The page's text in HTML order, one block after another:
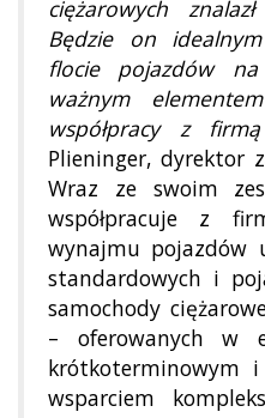
ciężarowych
Będzie on
flocie pojazdów
ważnym
współpracy z
Plieninger, dyrektor
Wraz ze swoim
współpracuje z
wynajmu pojazdów
standardowych i
samochody
– oferowanych w
krótkoterminowym i
wsparciem